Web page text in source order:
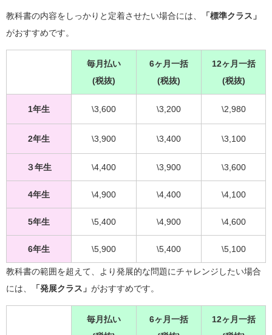
教科書の内容をしっかりと定着させたい場合には、
「標準クラス」
がおすすめです。
毎月払い
(税抜)
6ヶ月一括
(税抜)
12ヶ月一括
(税抜)
1年生 \3,600 \3,200 \2,980
2年生 \3,900 \3,400 \3,100
３年生 \4,400 \3,900 \3,600
4年生 \4,900 \4,400 \4,100
5年生 \5,400 \4,900 \4,600
6年生 \5,900 \5,400 \5,100
教科書の範囲を超えて、より発展的な問題にチャレンジしたい場合
には、
「発展クラス」 がおすすめです。
毎月払い
6ヶ月一括
12ヶ月一括